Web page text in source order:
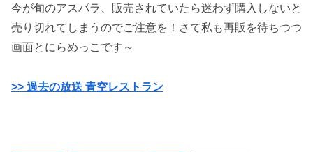
今が旬のアスパラ、販売されていたら迷わず購入しないと
売り切れてしまうのでご注意を！さて私も再販を待ちつつ
画面とにらめっこです～
>> 過去の放送 青空レストラン